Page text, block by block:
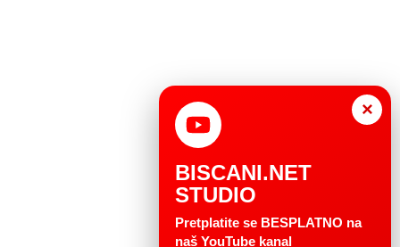
×
BISCANI.NET
STUDIO
Pretplatite se BESPLATNO na
naš YouTube kanal